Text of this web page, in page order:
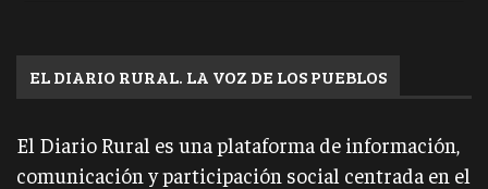
EL DIARIO RURAL. LA VOZ DE LOS PUEBLOS
El Diario Rural es una plataforma de información,
comunicación y participación social centrada en el